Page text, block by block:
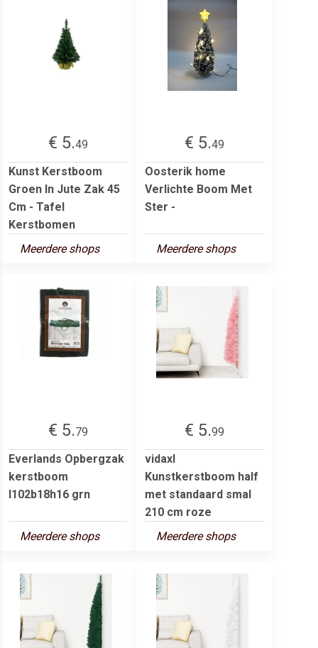
€ 5.49
Kunst Kerstboom
Groen In Jute Zak 45
Cm - Tafel
Kerstbomen
Meerdere shops
€ 5.49
Oosterik home
Verlichte Boom Met
Ster -
Meerdere shops
€ 5.79
Everlands Opbergzak
kerstboom
l102b18h16 grn
Meerdere shops
€ 5.99
vidaxl
Kunstkerstboom half
met standaard smal
210 cm roze
Meerdere shops